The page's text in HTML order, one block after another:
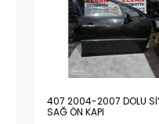
407 2004-2007 DOLU
SAĞ ÖN KAPI